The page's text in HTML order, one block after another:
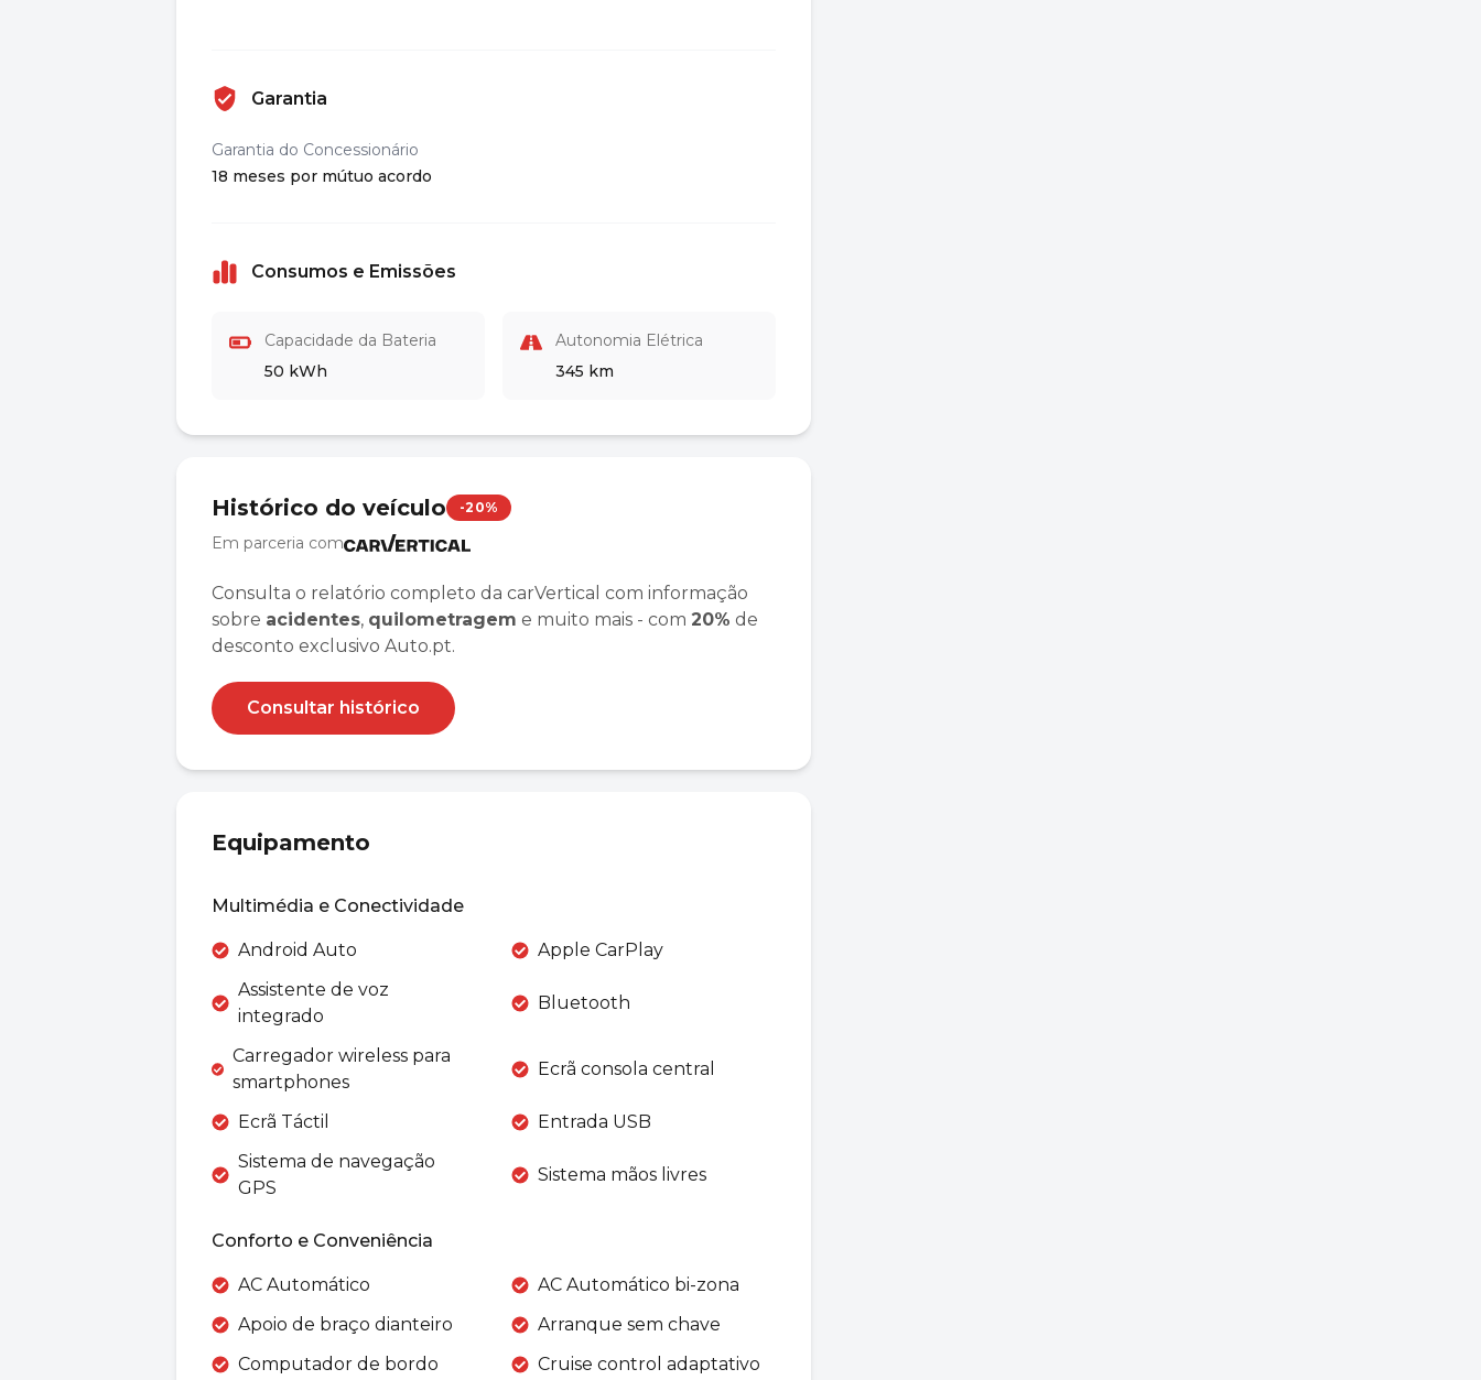
Garantia
Garantia do Concessionário
18 meses por mútuo acordo
Consumos e Emissões
Capacidade da Bateria
50 kWh
Autonomia Elétrica
345 km
Histórico do veículo -20%
Em parceria com
Consulta o relatório completo da carVertical com informação
sobre acidentes, quilometragem e muito mais - com 20% de
desconto exclusivo Auto.pt.
Consultar histórico
Equipamento
Multimédia e Conectividade
Android Auto
Apple CarPlay
Assistente de voz
integrado
Bluetooth
Carregador wireless para
smartphones
Ecrã consola central
Ecrã Táctil
Entrada USB
Sistema de navegação
GPS
Sistema mãos livres
Conforto e Conveniência
AC Automático
AC Automático bi-zona
Apoio de braço dianteiro
Arranque sem chave
Computador de bordo
Cruise control adaptativo